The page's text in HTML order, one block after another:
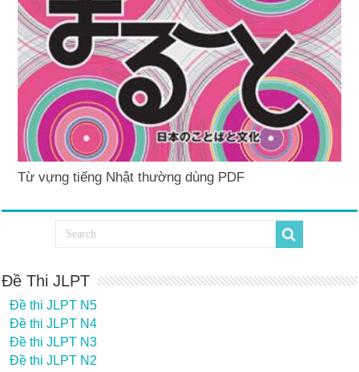
Từ vựng tiếng Nhật thường dùng PDF
Đề Thi JLPT
Đề thi JLPT N5
Đề thi JLPT N4
Đề thi JLPT N3
Đề thi JLPT N2